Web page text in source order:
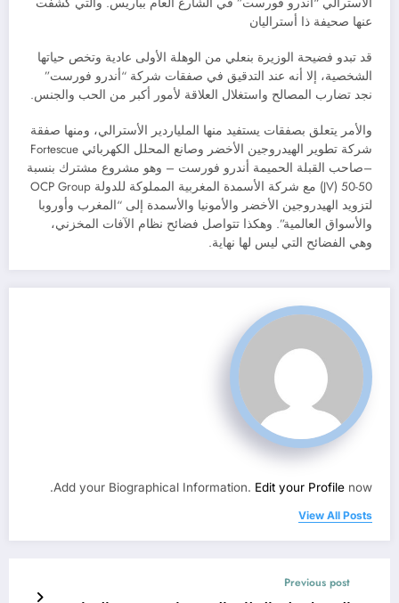
عنها صحيفة ذا أستراليان
قد تبدو فضيحة الوزيرة بنعلي من الوهلة الأولى عادية وتخص حياتها
الشخصية، إلا أنه عند التدقيق في صفقات شركة “أندرو فورست”
نجد تضارب المصالح واستغلال العلاقة لأمور أكبر من الحب والجنس.
والأمر يتعلق بصفقات يستفيد منها الملياردير الأسترالي، ومنها صفقة
شركة تطوير الهيدروجين الأخضر وصانع المحلل الكهربائي Fortescue
–صاحب القبلة الحميمة أندرو فورست – وهو مشروع مشترك بنسبة
50-50 (JV) مع شركة الأسمدة المغربية المملوكة للدولة OCP Group
لتزويد الهيدروجين الأخضر والأمونيا والأسمدة إلى “المغرب وأوروبا
والأسواق العالمية”. وهكذا تتواصل فضائح نظام الآفات المخزني،
وهي الفضائح التي ليس لها نهاية.
Add your Biographical Information. Edit your Profile now.
View All Posts
Previous post